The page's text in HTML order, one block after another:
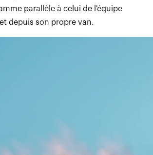
parallèle à celui de l'équipe
depuis son propre van.